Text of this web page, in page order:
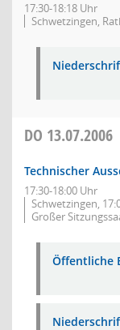
17:30-18:18 Uhr
Schwetzingen,
DO 13.07.2006
Technischer
17:30-18:00 Uhr
Schwetzingen,
Großer
Öffentliche